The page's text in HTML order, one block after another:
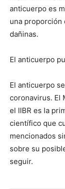
anticuerpo es
una proporción
dañinas.
El anticuerpo
El anticuerpo
coronavirus. El
el IIBR es la
científico que
mencionados
sobre su
seguir.